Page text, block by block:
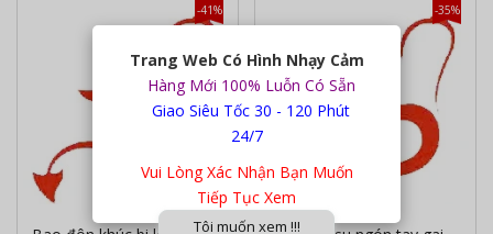
-41% -35%
Trang Web Có Hình Nhạy Cảm
Hàng Mới 100% Luỗn Có Sẵn
Giao Siêu Tốc 30 - 120 Phút
24/7
Vui Lòng Xác Nhận Bạn Muốn
Tiếp Tục Xem
Tôi muốn xem !!!